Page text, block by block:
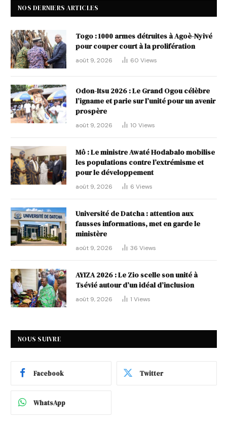
NOS DERNIERS ARTICLES
Togo : 1000 armes détruites à Agoè-Nyivé
pour couper court à la prolifération
août 9, 2026 60 Views
Odon-Itsu 2026 : Le Grand Ogou célèbre
l’igname et parie sur l’unité pour un avenir
prospère
août 9, 2026 10 Views
Mô : Le ministre Awaté Hodabalo mobilise
les populations contre l’extrémisme et
pour le développement
août 9, 2026 6 Views
Université de Datcha : attention aux
fausses informations, met en garde le
ministère
août 9, 2026 36 Views
AYIZA 2026 : Le Zio scelle son unité à
Tsévié autour d’un idéal d’inclusion
août 9, 2026 1 Views
NOUS SUIVRE
Facebook Twitter
WhatsApp